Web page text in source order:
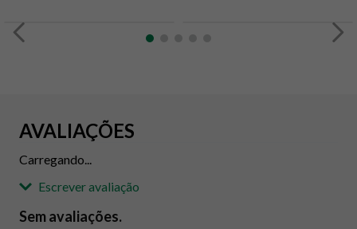
AVALIAÇÕES
Carregando...
Escrever avaliação
Sem avaliações.